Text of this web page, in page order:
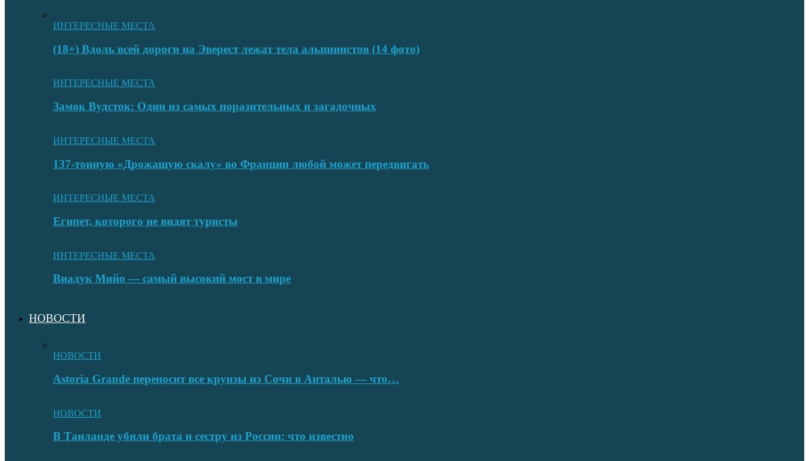
ИНТЕРЕСНЫЕ МЕСТА
(18+) Вдоль всей дороги на Эверест лежат тела альпинистов (14 фото)
ИНТЕРЕСНЫЕ МЕСТА
Замок Вудсток: Один из самых поразительных и загадочных
ИНТЕРЕСНЫЕ МЕСТА
137-тонную «Дрожащую скалу» во Франции любой может передвигать
ИНТЕРЕСНЫЕ МЕСТА
Египет, которого не видят туристы
ИНТЕРЕСНЫЕ МЕСТА
Виадук Мийо — самый высокий мост в мире
НОВОСТИ
НОВОСТИ
Astoria Grande переносит все круизы из Сочи в Анталью — что…
НОВОСТИ
В Таиланде убили брата и сестру из России: что известно